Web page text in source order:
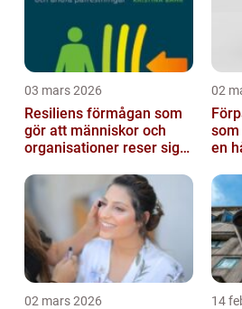
03 mars 2026
Resiliens förmågan som
gör att människor och
organisationer reser sig
02
en
02 mars 2026 14